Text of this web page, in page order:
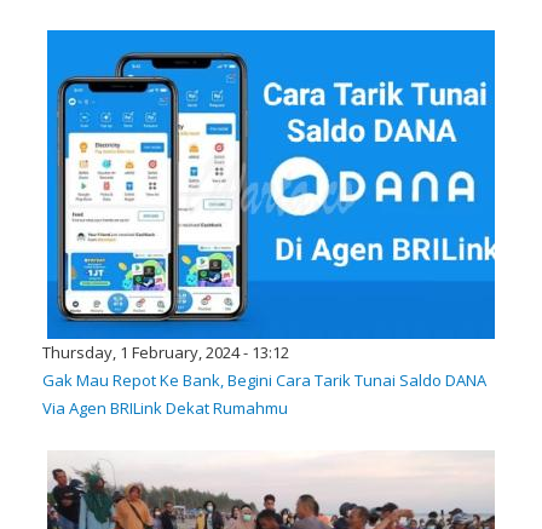
Thursday, 1 February, 2024 - 13:12
Gak Mau Repot Ke Bank, Begini Cara Tarik Tunai Saldo DANA
Via Agen BRILink Dekat Rumahmu